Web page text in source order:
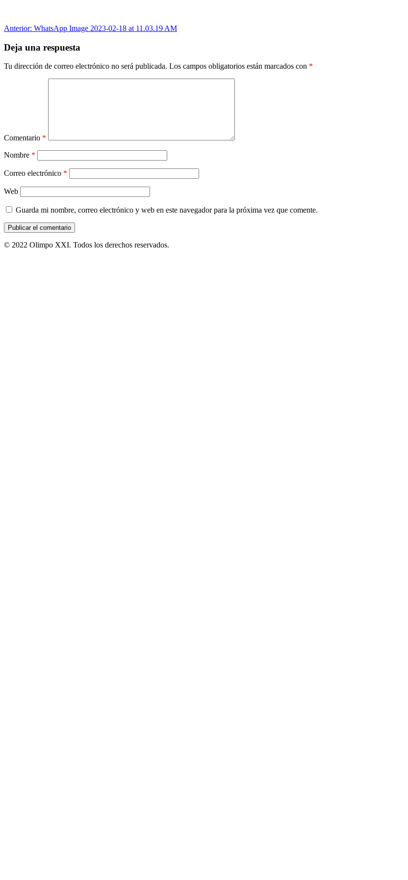
Navegación
de
entradas
Anterior: WhatsApp Image 2023-02-18 at 11.03.19 AM
Deja una respuesta
Tu dirección de correo electrónico no será publicada. Los campos obligatorios están marcados con *
Comentario *
Nombre *
Correo electrónico *
Web
Guarda mi nombre, correo electrónico y web en este navegador para la próxima vez que comente.
© 2022 Olimpo XXI. Todos los derechos reservados.